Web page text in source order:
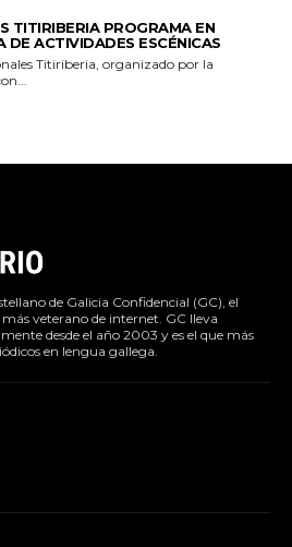
TITIRIBERIA PROGRAMA EN
DE ACTIVIDADES ESCÉNICAS
Titiriberia, organizado por la
de Galicia Confidencial (GC), el
veterano de internet. GC lleva
desde el año 2003 y es el que más
en lengua gallega.